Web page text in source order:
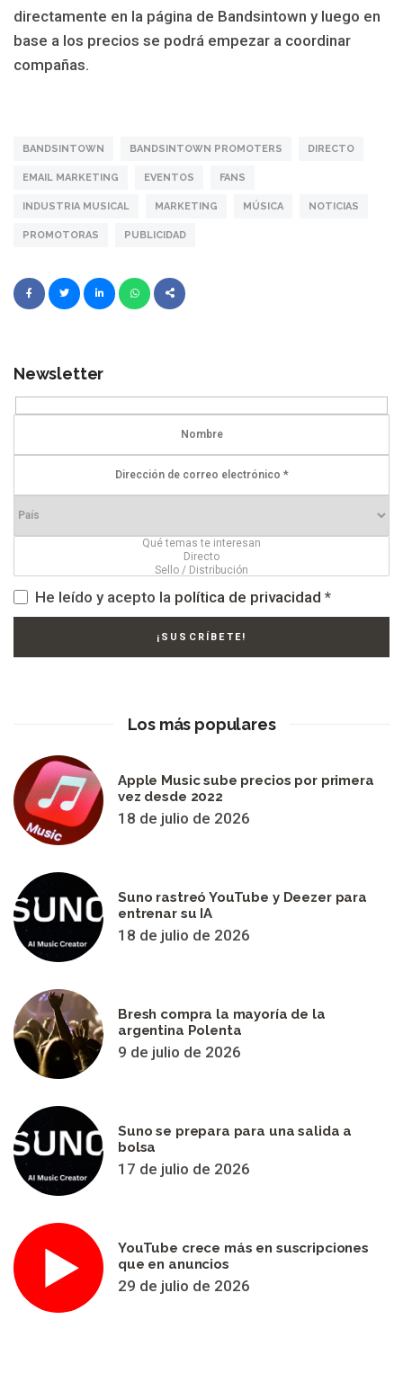
directamente en la página de Bandsintown y luego en
base a los precios se podrá empezar a coordinar
compañas.
BANDSINTOWN BANDSINTOWN PROMOTERS DIRECTO
EMAIL MARKETING EVENTOS FANS
INDUSTRIA MUSICAL MARKETING MÚSICA NOTICIAS
PROMOTORAS PUBLICIDAD
Newsletter
He leído y acepto la política de privacidad *
Los más populares
Apple Music sube precios por primera
vez desde 2022
18 de julio de 2026
Suno rastreó YouTube y Deezer para
entrenar su IA
18 de julio de 2026
Bresh compra la mayoría de la
argentina Polenta
9 de julio de 2026
Suno se prepara para una salida a
bolsa
17 de julio de 2026
YouTube crece más en suscripciones
que en anuncios
29 de julio de 2026